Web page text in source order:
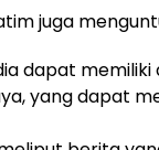
juga
dapat
yang dapat